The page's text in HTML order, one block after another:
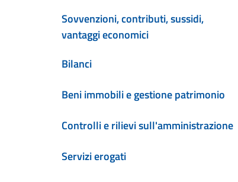
Sovvenzioni, contributi, sussidi,
vantaggi economici
Bilanci
Beni immobili e gestione patrimonio
Controlli e rilievi sull'amministrazione
Servizi erogati